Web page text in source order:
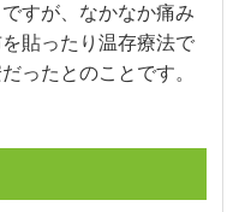
すが、なかなか痛み
貼ったり温存療法で
ったとのことです。